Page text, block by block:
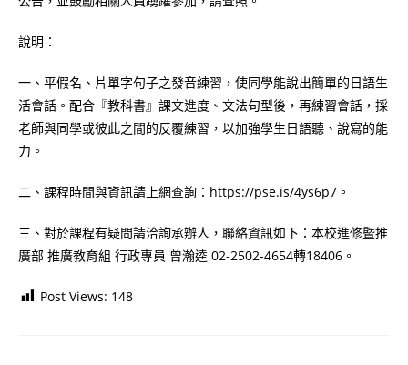
說明：
一、平假名、片單字句子之發音練習，使同學能說出簡單的日語生
活會話。配合『教科書』課文進度、文法句型後，再練習會話，採
老師與同學或彼此之間的反覆練習，以加強學生日語聽、說寫的能
力。
二、課程時間與資訊請上網查詢：https://pse.is/4ys6p7。
三、對於課程有疑問請洽詢承辦人，聯絡資訊如下：本校進修暨推
廣部 推廣教育組 行政專員 曾瀚逵 02-2502-4654轉18406。
Post Views: 148